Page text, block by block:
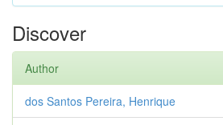
Discover
Author
dos Santos Pereira, Henrique